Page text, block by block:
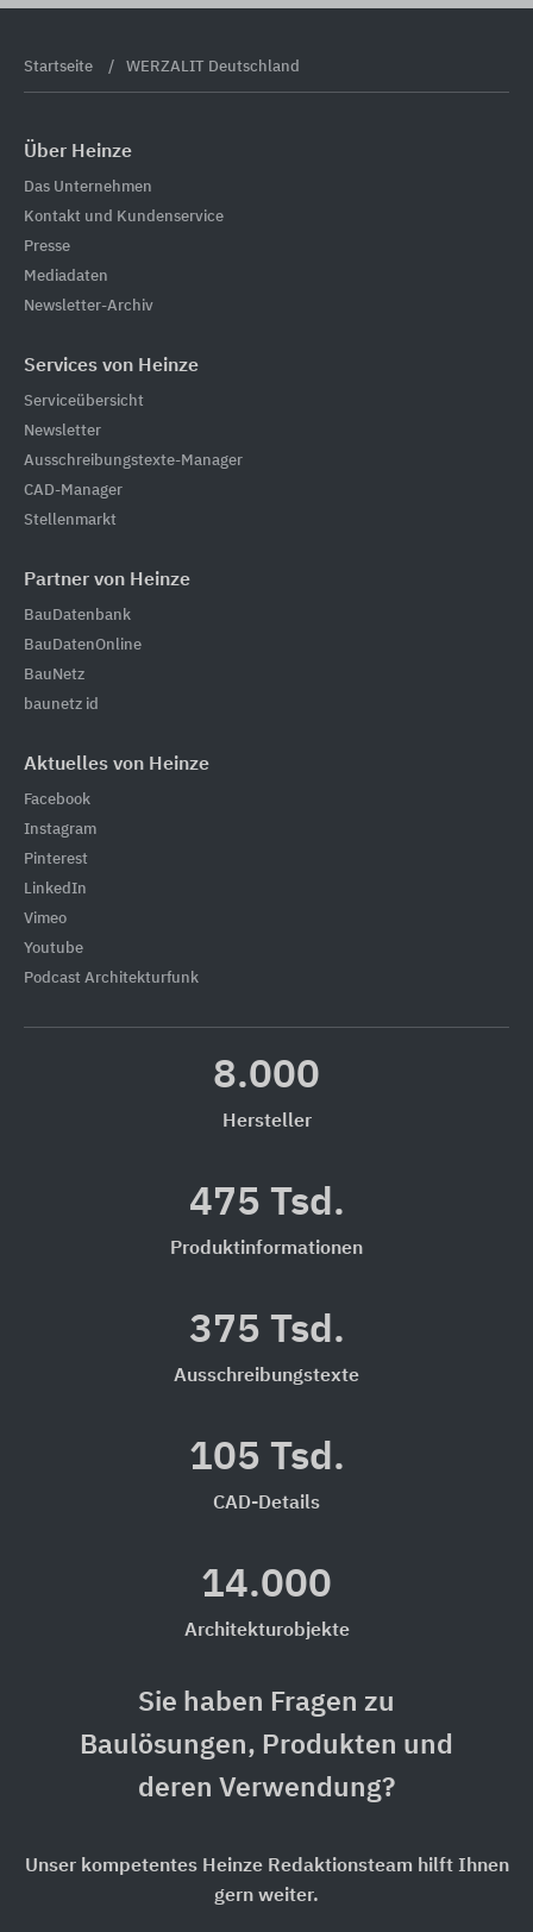
Startseite WERZALIT Deutschland
Über Heinze
Das Unternehmen
Kontakt und Kundenservice
Presse
Mediadaten
Newsletter-Archiv
Services von Heinze
Serviceübersicht
Newsletter
Ausschreibungstexte-Manager
CAD-Manager
Stellenmarkt
Partner von Heinze
BauDatenbank
BauDatenOnline
BauNetz
baunetz id
Aktuelles von Heinze
Facebook
Instagram
Pinterest
LinkedIn
Vimeo
Youtube
Podcast Architekturfunk
8.000
Hersteller
475 Tsd.
Produktinformationen
375 Tsd.
Ausschreibungstexte
105 Tsd.
CAD-Details
14.000
Architekturobjekte
Sie haben Fragen zu
Baulösungen, Produkten und
deren Verwendung?
Unser kompetentes Heinze Redaktionsteam hilft Ihnen
gern weiter.